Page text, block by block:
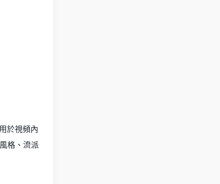
於視頻內
格、流派